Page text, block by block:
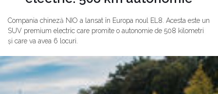
Compania chineză NIO a lansat în Europa noul EL8. Acesta este un
SUV premium electric care promite o autonomie de 508 kilometri
și care va avea 6 locuri.